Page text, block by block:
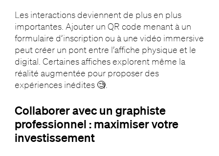
Les interactions deviennent de plus en plus
importantes. Ajouter un QR code menant à un
formulaire d’inscription ou à une vidéo immersive
peut créer un pont entre l’affiche physique et le
digital. Certaines affiches explorent même la
réalité augmentée pour proposer des
expériences inédites 🧐.
Collaborer avec un graphiste
professionnel : maximiser votre
investissement